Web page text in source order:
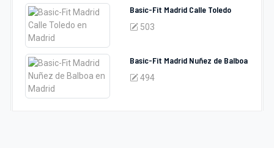
Basic-Fit Madrid Calle Toledo
503
Basic-Fit Madrid Nuñez de Balboa
494